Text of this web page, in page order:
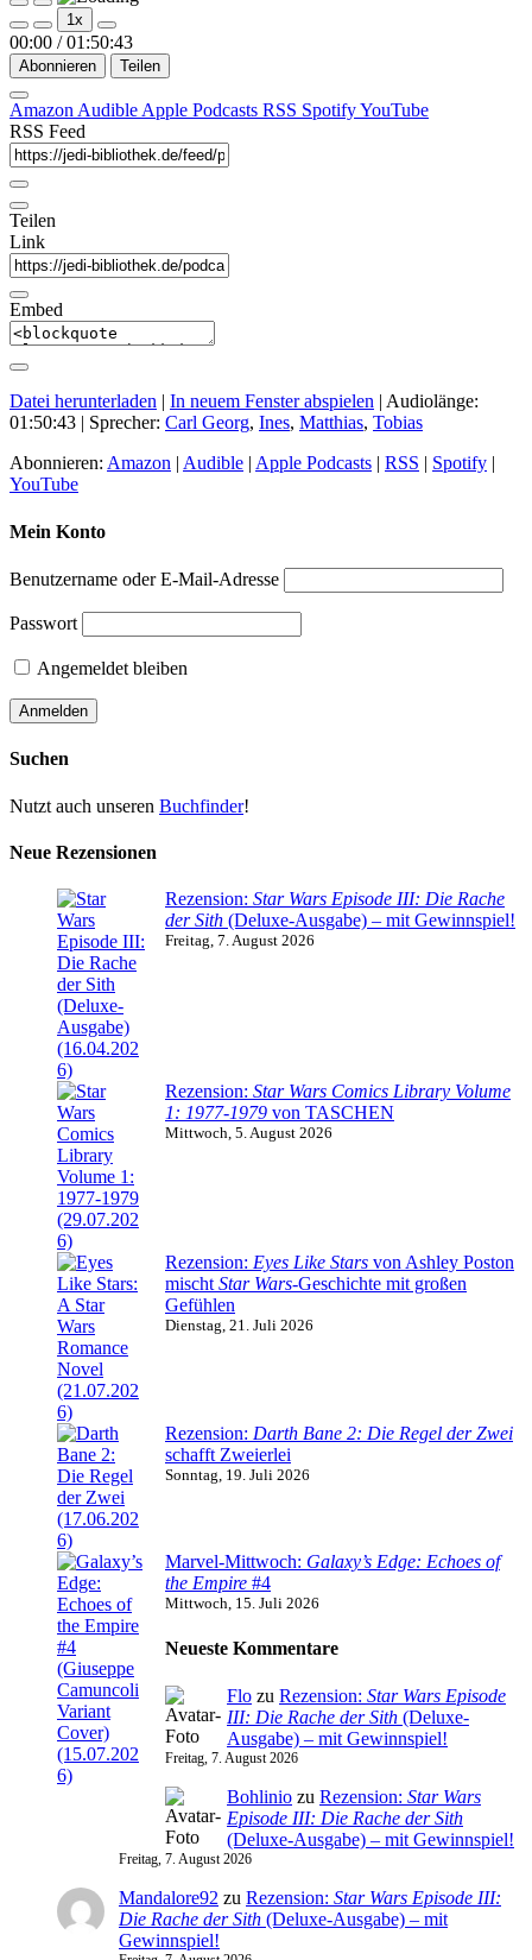
Play
Episode
Pause
Episode
1x
00:00 / 01:50:43
Abonnieren Teilen
AmazonAudibleApple Podcasts RSS SpotifyYouTube
RSS Feed
Teilen
Link
Embed
Datei herunterladen In neuem Fenster abspielen Audiolänge:
01:50:43 | Sprecher: Carl Georg, Ines, Matthias, Tobias
Abonnieren: Amazon Audible Apple Podcasts RSS Spotify
YouTube
Mein Konto
Benutzername oder E-Mail-Adresse
Passwort
Angemeldet bleiben
Suchen
Nutzt auch unseren Buchfinder!
Neue Rezensionen
Rezension: Star Wars Episode III: Die Rache
der Sith (Deluxe-Ausgabe) – mit Gewinnspiel!
Freitag, 7. August 2026
Rezension: Star Wars Comics Library Volume
1: 1977-1979 von TASCHEN
Mittwoch, 5. August 2026
Rezension: Eyes Like Stars von Ashley Poston
mischt Star Wars-Geschichte mit großen
Gefühlen
Dienstag, 21. Juli 2026
Rezension: Darth Bane 2: Die Regel der Zwei
schafft Zweierlei
Sonntag, 19. Juli 2026
Marvel-Mittwoch: Galaxy’s Edge: Echoes of
the Empire #4
Mittwoch, 15. Juli 2026
Neueste Kommentare
Flo zu Rezension: Star Wars Episode
III: Die Rache der Sith (Deluxe-
Ausgabe) – mit Gewinnspiel!
Freitag, 7. August 2026
Bohlinio zu Rezension: Star Wars
Episode III: Die Rache der Sith
(Deluxe-Ausgabe) – mit Gewinnspiel!
Freitag, 7. August 2026
Mandalore92 zu Rezension: Star Wars Episode III:
Die Rache der Sith (Deluxe-Ausgabe) – mit
Gewinnspiel!